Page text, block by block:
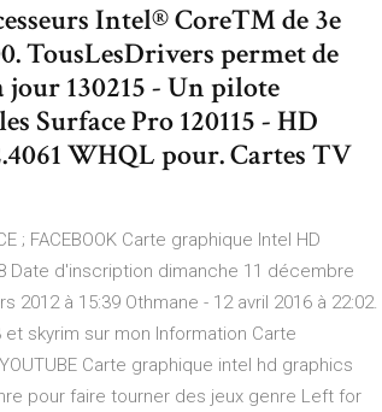
Intel® Core™ de 3e
TousLesDrivers permet de
130215 - Un pilote
Surface Pro 120115 - HD
WHQL pour. Cartes TV
; FACEBOOK Carte graphique Intel HD
Date d'inscription dimanche 11 décembre
à 15:39 Othmane - 12 avril 2016 à 22:02.
skyrim sur mon Information Carte
Carte graphique intel hd graphics
pour faire tourner des jeux genre Left for